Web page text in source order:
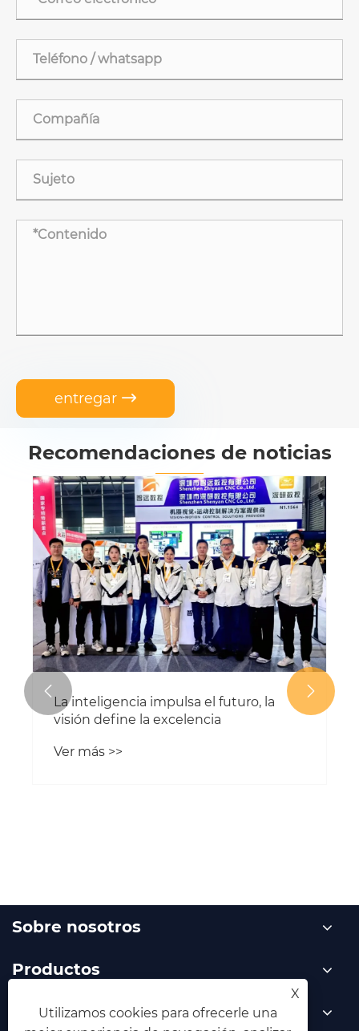
entregar 
Recomendaciones de noticias
La inteligencia impulsa el futuro, la
visión define la excelencia
Ver más >>
 
Sobre nosotros
Productos
Noticias
X
Utilizamos cookies para ofrecerle una